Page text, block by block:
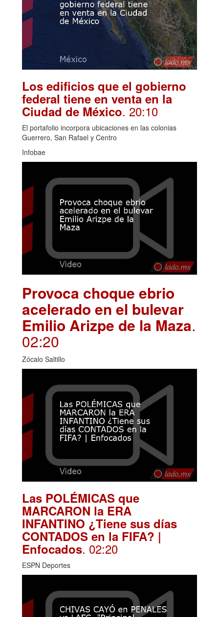
Los edificios que el gobierno
federal tiene en venta en la
Ciudad de México. 20:10
El portafolio incorpora ubicaciones en las colonias
Guerrero, San Rafael y Centro
Infobae
Provoca choque ebrio
acelerado en el bulevar
Emilio Arizpe de la Maza.
02:20
Zócalo Saltillo
Las POLÉMICAS que
MARCARON la ERA
INFANTINO ¿Tiene sus días
CONTADOS en la FIFA? |
Enfocados. 02:20
ESPN Deportes